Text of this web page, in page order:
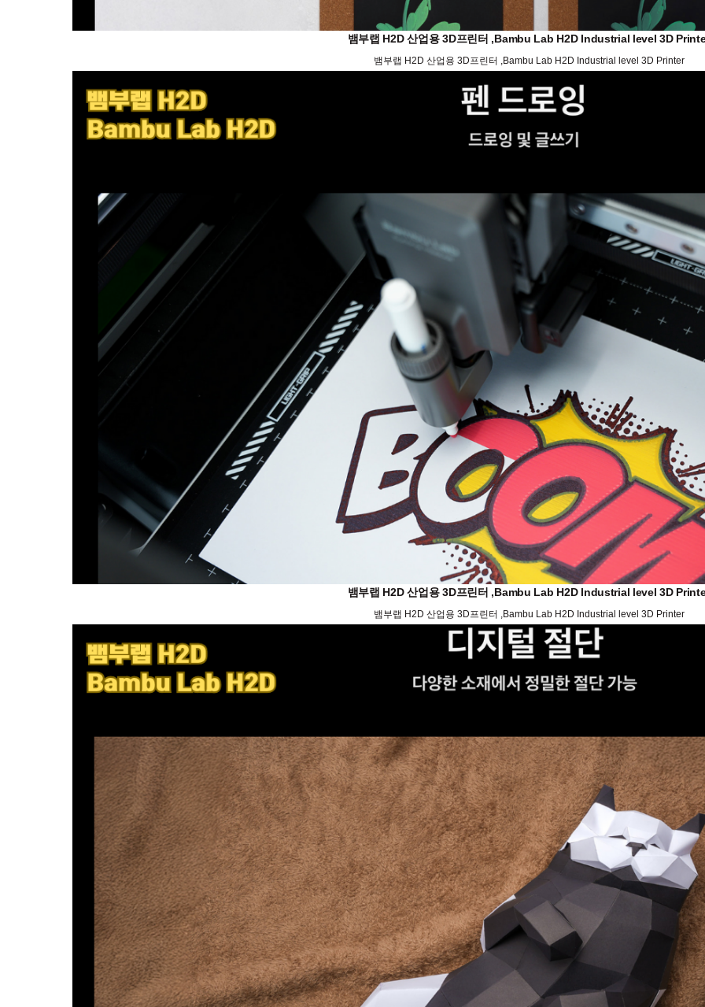
뱀부랩 H2D 산업용 3D프린터 ,Bambu Lab H2D Industrial level 3D
뱀부랩 H2D 산업용 3D프린터 ,Bambu Lab H2D Industrial level 3D Printer
뱀부랩 H2D 산업용 3D프린터 ,Bambu Lab H2D Industrial level 3D
뱀부랩 H2D 산업용 3D프린터 ,Bambu Lab H2D Industrial level 3D Printer